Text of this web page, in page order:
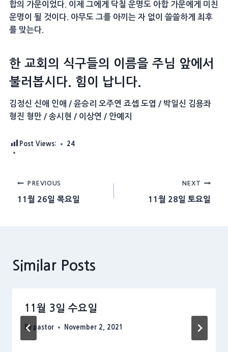
합의 가문이었다. 이제 그에게 닥칠 운명도 아합 가문에게 미친
운명이 될 것이다. 아무도 그를 아끼는 자 없이 쓸쓸하게 최후
를 맞는다.
한 교회의 식구들의 이름을 주님 앞에서
불러봅시다. 힘이 납니다.
김정신 신애 인애 / 윤승리 오주연 죠셉 도엽 / 박일신 김용좌
형진 형만 / 송시현 / 이상연 / 안예지
Post Views: 24
Post
navigation
PREVIOUS
11월 26일 목요일
NEXT
11월 28일 토요일
Similar Posts
11월 3일 수요일
By pastor November 2, 2021